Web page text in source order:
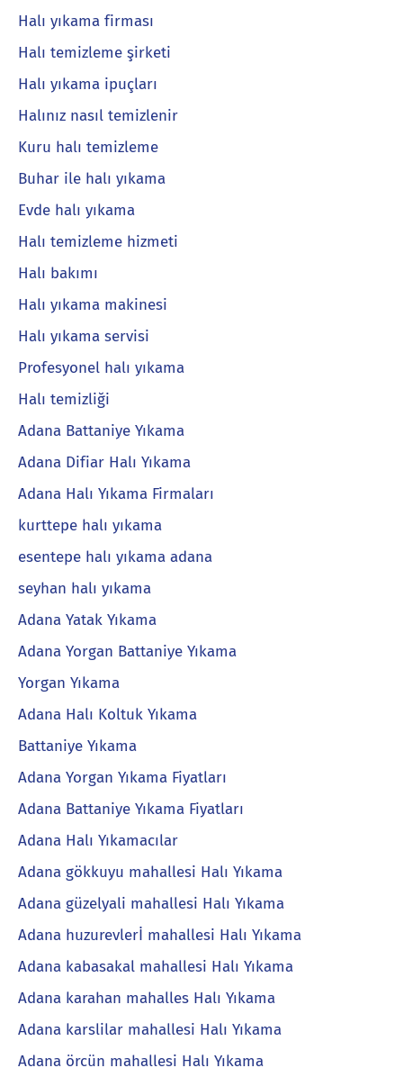
Halı yıkama firması
Halı temizleme şirketi
Halı yıkama ipuçları
Halınız nasıl temizlenir
Kuru halı temizleme
Buhar ile halı yıkama
Evde halı yıkama
Halı temizleme hizmeti
Halı bakımı
Halı yıkama makinesi
Halı yıkama servisi
Profesyonel halı yıkama
Halı temizliği
Adana Battaniye Yıkama
Adana Difiar Halı Yıkama
Adana Halı Yıkama Firmaları
kurttepe halı yıkama
esentepe halı yıkama adana
seyhan halı yıkama
Adana Yatak Yıkama
Adana Yorgan Battaniye Yıkama
Yorgan Yıkama
Adana Halı Koltuk Yıkama
Battaniye Yıkama
Adana Yorgan Yıkama Fiyatları
Adana Battaniye Yıkama Fiyatları
Adana Halı Yıkamacılar
Adana gökkuyu mahallesi Halı Yıkama
Adana güzelyali mahallesi Halı Yıkama
Adana huzurevlerİ mahallesi Halı Yıkama
Adana kabasakal mahallesi Halı Yıkama
Adana karahan mahalles Halı Yıkama
Adana karslilar mahallesi Halı Yıkama
Adana örcün mahallesi Halı Yıkama